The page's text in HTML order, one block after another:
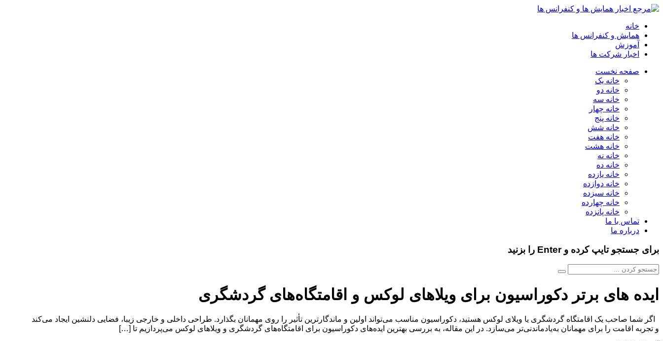
خانه
همایش و کنفرانس ها
آموزش
اخبار شرکت ها
صفحه نخست
خانه یک
خانه دو
خانه سه
خانه چهار
خانه پنج
خانه شش
خانه هفت
خانه هشت
خانه نه
خانه ده
خانه یازده
خانه دوازده
خانه سیزده
خانه چهارده
خانه پانزده
تماس با ما
درباره ما
برای جستجو تایپ کرده و Enter را بزنید
ایده‌ های برتر دکوراسیون برای ویلاهای لوکس و اقامتگاه‌های گردشگری
اگر شما صاحب یک اقامتگاه گردشگری یا ویلای لوکس هستید، دکوراسیون مناسب می‌تواند اولین و ماندگارترین تأثیر را روی مهمانان بگذارد. طراحی داخلی و خارجی زیبا، فضایی دلنشین ایجاد می‌کند
و تجربه اقامت را برای مهمانان به‌یادماندنی‌تر می‌سازد. در این مقاله، به بررسی بهترین ایده‌های دکوراسیون برای اقامتگاه‌های گردشگری و ویلاهای لوکس می‌پردازیم تا […]